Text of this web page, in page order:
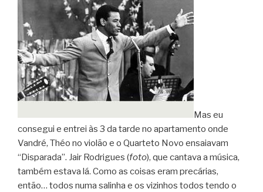
Mas eu
consegui e entrei às 3 da tarde no apartamento onde
Vandré, Théo no violão e o Quarteto Novo ensaiavam
“Disparada”. Jair Rodrigues (foto), que cantava a música,
também estava lá. Como as coisas eram precárias,
então… todos numa salinha e os vizinhos todos tendo o